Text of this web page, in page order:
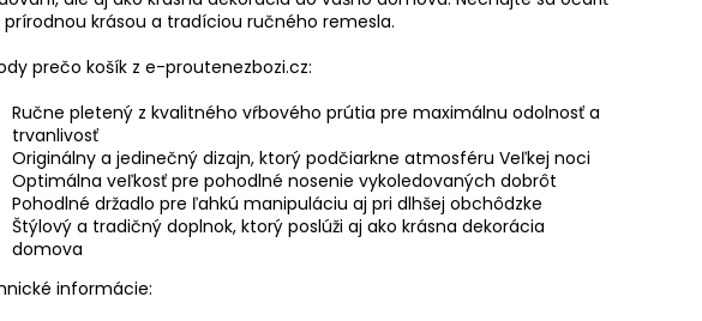
prírodnou krásou a tradíciou ručného remesla.
prečo košík z e-proutenezbozi.cz:
Ručne pletený z kvalitného vŕbového prútia pre maximálnu odolnosť a
trvanlivosť
Originálny a jedinečný dizajn, ktorý podčiarkne atmosféru Veľkej noci
Optimálna veľkosť pre pohodlné nosenie vykoledovaných dobrôt
Pohodlné držadlo pre ľahkú manipuláciu aj pri dlhšej obchôdzke
Štýlový a tradičný doplnok, ktorý poslúži aj ako krásna dekorácia
domova
informácie: